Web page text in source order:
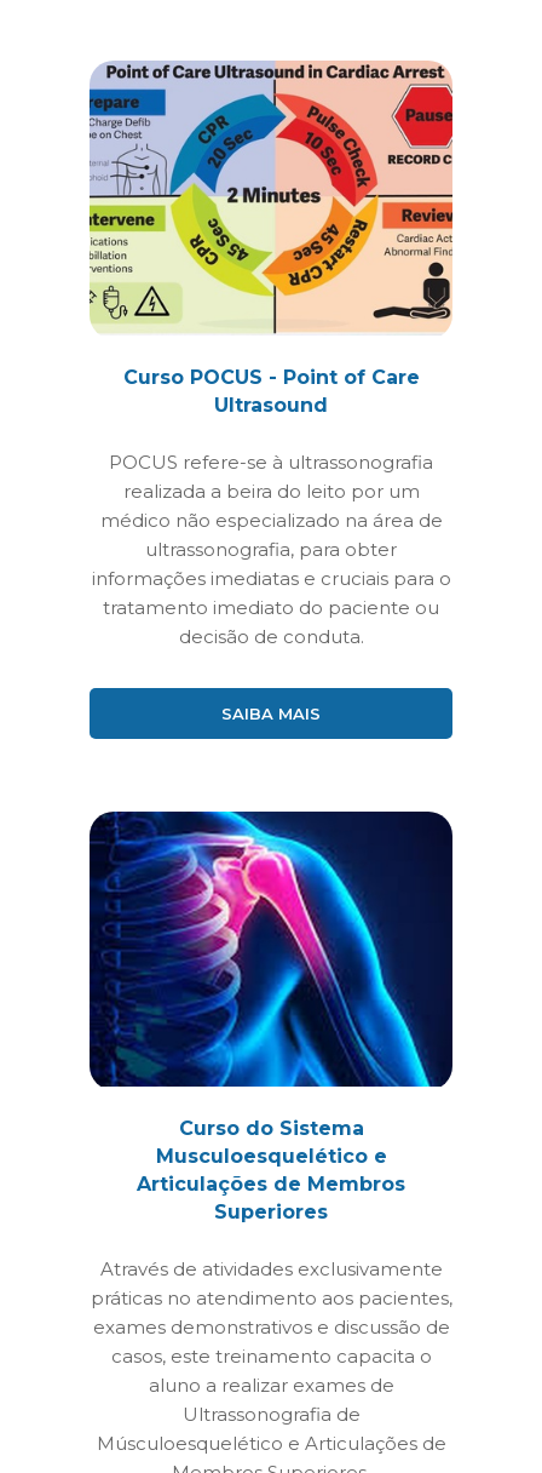
Curso POCUS - Point of Care
Ultrasound
POCUS refere-se à ultrassonografia
realizada a beira do leito por um
médico não especializado na área de
ultrassonografia, para obter
informações imediatas e cruciais para o
tratamento imediato do paciente ou
decisão de conduta.
SAIBA MAIS
Curso do Sistema
Musculoesquelético e
Articulações de Membros
Superiores
Através de atividades exclusivamente
práticas no atendimento aos pacientes,
exames demonstrativos e discussão de
casos, este treinamento capacita o
aluno a realizar exames de
Ultrassonografia de
Músculoesquelético e Articulações de